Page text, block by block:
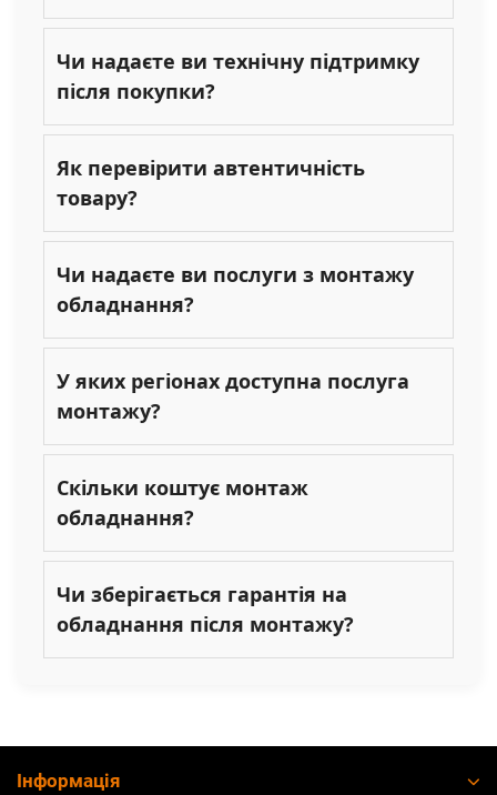
Чи надаєте ви технічну підтримку
після покупки?
Як перевірити автентичність
товару?
Чи надаєте ви послуги з монтажу
обладнання?
У яких регіонах доступна послуга
монтажу?
Скільки коштує монтаж
обладнання?
Чи зберігається гарантія на
обладнання після монтажу?
Інформація